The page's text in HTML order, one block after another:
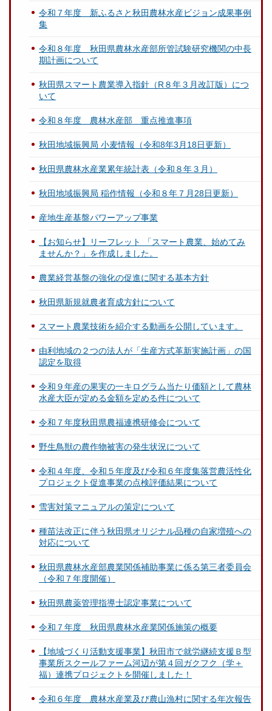
令和７年度 新ふるさと秋田農林水産ビジョン成果事例
集
令和８年度 秋田県農林水産部所管試験研究機関の中長
期計画について
秋田県スマート農業導入指針（R８年３月改訂版）につ
いて
令和８年度 農林水産部 重点推進事項
秋田地域振興局 小麦情報（令和8年3月18日更新）
秋田県農林水産業累年統計表（令和８年３月）
秋田地域振興局 稲作情報（令和８年７月28日更新）
産地生産基盤パワーアップ事業
【お知らせ】リーフレット 「スマート農業、始めてみ
ませんか？」を作成しました。
農業経営基盤の強化の促進に関する基本方針
秋田県新規就農者育成方針について
スマート農業技術を紹介する動画を公開しています。
由利地域の２つの法人が「生産方式革新実施計画」の国
認定を取得
令和９年産の果実の一キログラム当たり価額として農林
水産大臣が定める金額を定める件について
令和７年度秋田県農福連携研修会について
野生鳥獣の農作物被害の発生状況について
令和４年度、令和５年度及び令和６年度集落営農活性化
プロジェクト促進事業の点検評価結果について
雪害対策マニュアルの策定について
種苗法改正に伴う秋田県オリジナル品種の自家増殖への
対応について
秋田県農林水産部農業関係補助事業に係る第三者委員会
（令和７年度開催）
秋田県農薬管理指導士認定事業について
令和７年度 秋田県農林水産業関係施策の概要
【地域づくり活動支援事業】秋田市で就労継続支援Ｂ型
事業所スクールファーム河辺が第４回ガクフク（学＋
福）連携プロジェクトを開催しました！
令和６年度 農林水産業及び農山漁村に関する年次報告